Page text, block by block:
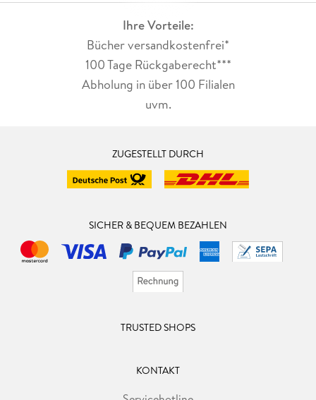
Ihre Vorteile:
Bücher versandkostenfrei*
100 Tage Rückgaberecht***
Abholung in über 100 Filialen
uvm.
ZUGESTELLT DURCH
SICHER & BEQUEM BEZAHLEN
TRUSTED SHOPS
KONTAKT